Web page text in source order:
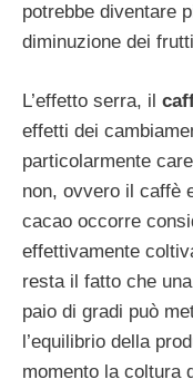
potrebbe diventare
diminuzione dei
L’effetto serra, il
effetti dei
particolarmente
non, ovvero il caffè
cacao occorre
effettivamente
resta il fatto che una
paio di gradi può
l’equilibrio della
momento la coltura